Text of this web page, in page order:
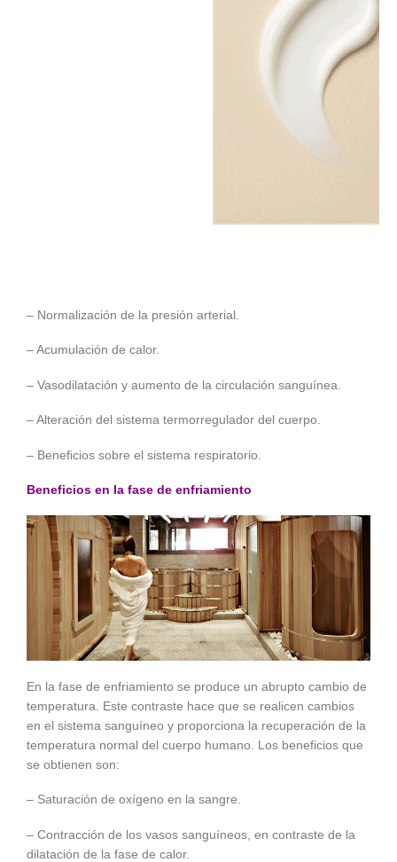
– Normalización de la presión arterial.
– Acumulación de calor.
– Vasodilatación y aumento de la circulación sanguínea.
– Alteración del sistema termorregulador del cuerpo.
– Beneficios sobre el sistema respiratorio.
Beneficios en la fase de enfriamiento
En la fase de enfriamiento se produce un abrupto cambio de
temperatura. Este contraste hace que se realicen cambios
en el sistema sanguíneo y proporciona la recuperación de la
temperatura normal del cuerpo humano. Los beneficios que
se obtienen son:
– Saturación de oxígeno en la sangre.
– Contracción de los vasos sanguíneos, en contraste de la
dilatación de la fase de calor.